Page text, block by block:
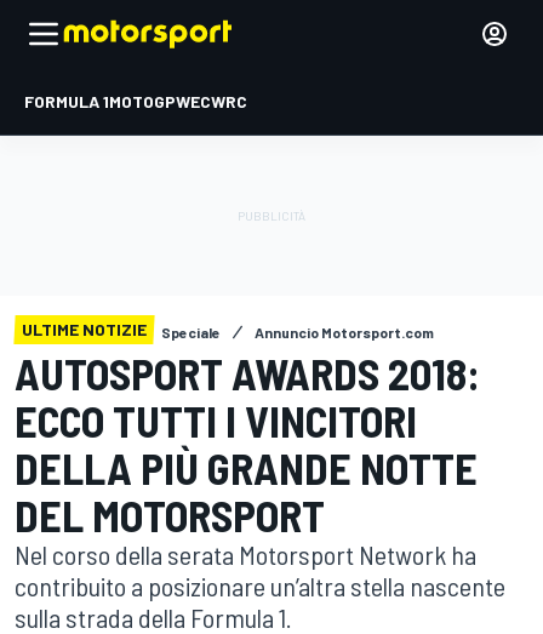
FORMULA 1MOTOGPWECWRC
ULTIME NOTIZIE Speciale Annuncio Motorsport.com
AUTOSPORT AWARDS 2018:
ECCO TUTTI I VINCITORI
DELLA PIÙ GRANDE NOTTE
DEL MOTORSPORT
Nel corso della serata Motorsport Network ha
contribuito a posizionare un’altra stella nascente
sulla strada della Formula 1.